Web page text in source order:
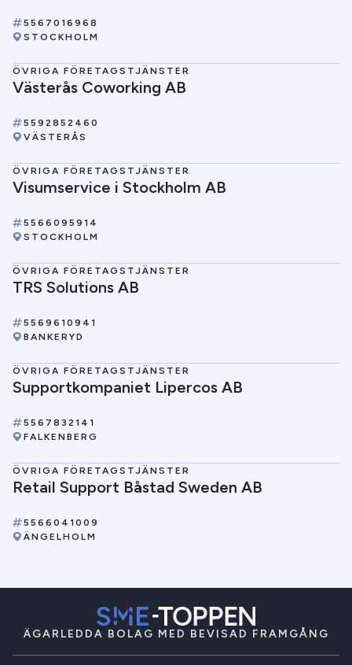
5567016968
STOCKHOLM
ÖVRIGA FÖRETAGSTJÄNSTER
Västerås Coworking AB
5592852460
VÄSTERÅS
ÖVRIGA FÖRETAGSTJÄNSTER
Visumservice i Stockholm AB
5566095914
STOCKHOLM
ÖVRIGA FÖRETAGSTJÄNSTER
TRS Solutions AB
5569610941
BANKERYD
ÖVRIGA FÖRETAGSTJÄNSTER
Supportkompaniet Lipercos AB
5567832141
FALKENBERG
ÖVRIGA FÖRETAGSTJÄNSTER
Retail Support Båstad Sweden AB
5566041009
ÄNGELHOLM
ÄGARLEDDA BOLAG MED BEVISAD FRAMGÅNG